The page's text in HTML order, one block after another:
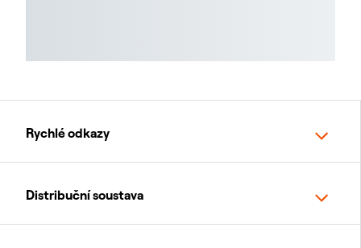
Rychlé odkazy
Distribuční soustava